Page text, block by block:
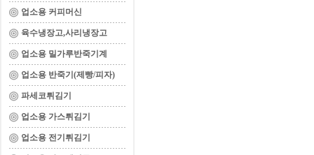
업소용 커피머신
육수냉장고,사리냉장고
업소용 밀가루반죽기계
업소용 반죽기(제빵/피자)
파세코튀김기
업소용 가스튀김기
업소용 전기튀김기